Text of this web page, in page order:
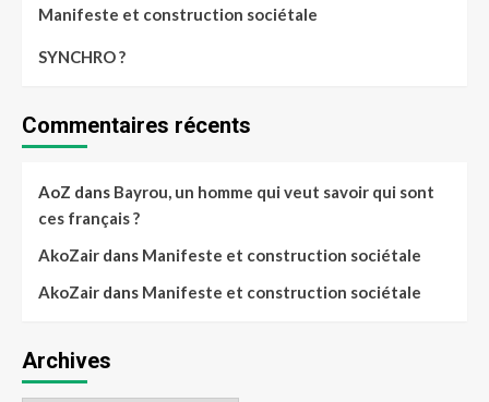
Manifeste et construction sociétale
SYNCHRO ?
Commentaires récents
AoZ dans Bayrou, un homme qui veut savoir qui sont
ces français ?
AkoZair dans Manifeste et construction sociétale
AkoZair dans Manifeste et construction sociétale
Archives